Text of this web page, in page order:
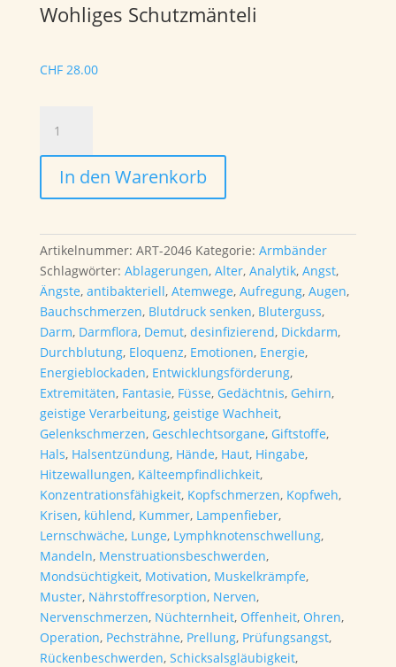
Wohliges Schutzmänteli
CHF28.00
Obsidian/
Amethyst
/
Armband
18cm
(Einzelstück)
Menge
In den Warenkorb
Artikelnummer: ART-2046 Kategorie: Armbänder
Schlagwörter: Ablagerungen, Alter, Analytik, Angst,
Ängste, antibakteriell, Atemwege, Aufregung, Augen,
Bauchschmerzen, Blutdruck senken, Bluterguss,
Darm, Darmflora, Demut, desinfizierend, Dickdarm,
Durchblutung, Eloquenz, Emotionen, Energie,
Energieblockaden, Entwicklungsförderung,
Extremitäten, Fantasie, Füsse, Gedächtnis, Gehirn,
geistige Verarbeitung, geistige Wachheit,
Gelenkschmerzen, Geschlechtsorgane, Giftstoffe,
Hals, Halsentzündung, Hände, Haut, Hingabe,
Hitzewallungen, Kälteempfindlichkeit,
Konzentrationsfähigkeit, Kopfschmerzen, Kopfweh,
Krisen, kühlend, Kummer, Lampenfieber,
Lernschwäche, Lunge, Lymphknotenschwellung,
Mandeln, Menstruationsbeschwerden,
Mondsüchtigkeit, Motivation, Muskelkrämpfe,
Muster, Nährstoffresorption, Nerven,
Nervenschmerzen, Nüchternheit, Offenheit, Ohren,
Operation, Pechsträhne, Prellung, Prüfungsangst,
Rückenbeschwerden, Schicksalsgläubigkeit,